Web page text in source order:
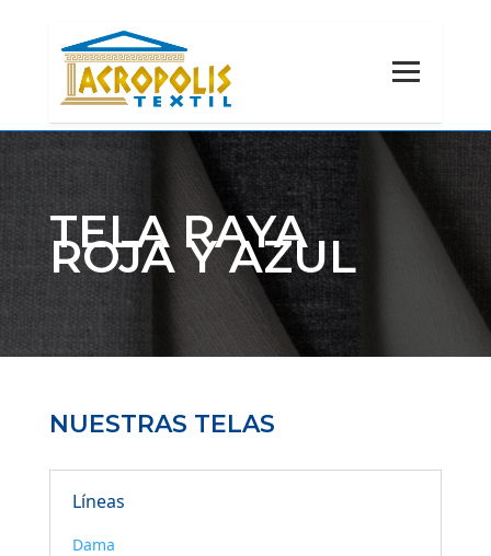
TELA RAYA
ROJA Y AZUL
NUESTRAS TELAS
Líneas
Dama